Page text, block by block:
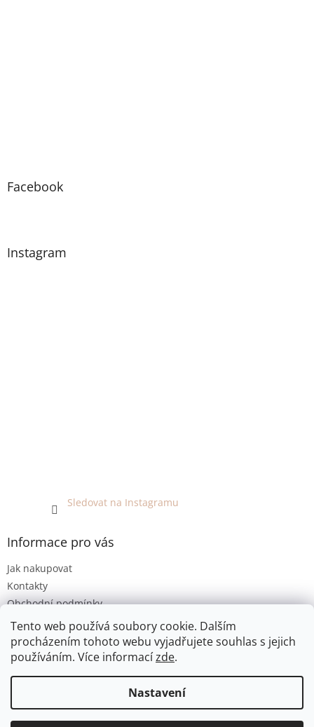
Tento web používá soubory cookie. Dalším
procházením tohoto webu vyjadřujete souhlas s jejich
používáním. Více informacízde.
Nastavení
Facebook
Instagram
Sledovat na Instagramu
Informace pro vás
Jak nakupovat
Kontakty
Obchodní podmínky
Podmínky ochrany osobních údajů